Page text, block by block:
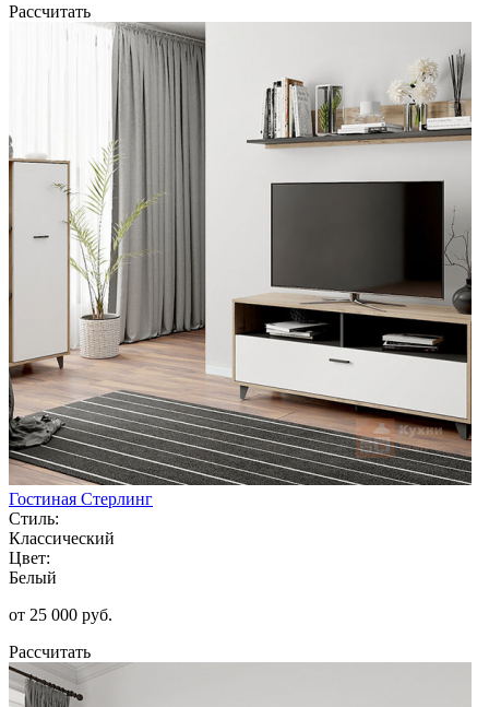
Рассчитать
Гостиная Стерлинг
Стиль:
Классический
Цвет:
Белый
от 25 000 руб.
Рассчитать